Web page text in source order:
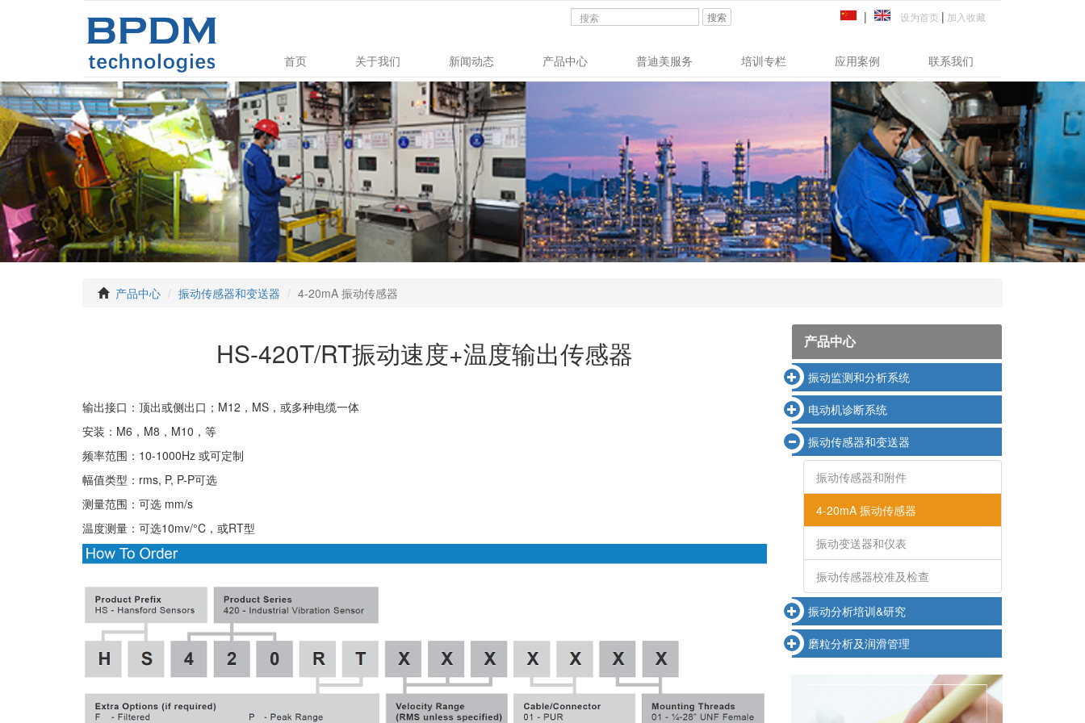
搜索 | 设为首页 | 加入收藏
首页 关于我们 新闻动态 产品中心 普迪美服务 培训专栏 应用案例 联系我们
产品中心 振动传感器和变送器 4-20mA 振动传感器
HS-420T/RT振动速度+温度输出传感器
输出接口：顶出或侧出口；M12，MS，或多种电缆一体
安装：M6，M8，M10，等
频率范围：10-1000Hz 或可定制
幅值类型：rms, P, P-P可选
测量范围：可选 mm/s
温度测量：可选10mv/°C，或RT型
产品中心
振动监测和分析系统
电动机诊断系统
振动传感器和变送器
振动传感器和附件
4-20mA 振动传感器
振动变送器和仪表
振动传感器校准及检查
振动分析培训&研究
磨粒分析及润滑管理